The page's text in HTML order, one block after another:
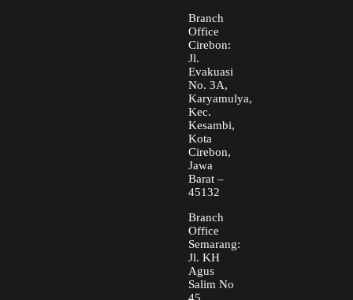
Branch
Office
Cirebon:
Jl.
Evakuasi
No. 3A,
Karyamulya,
Kec.
Kesambi,
Kota
Cirebon,
Jawa
Barat –
45132
Branch
Office
Semarang:
Jl. KH
Agus
Salim No